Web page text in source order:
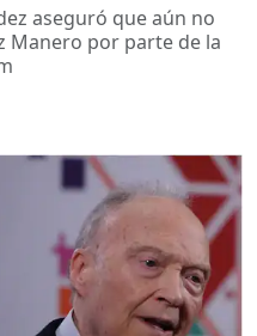
aseguró que aún no
Manero por parte de la